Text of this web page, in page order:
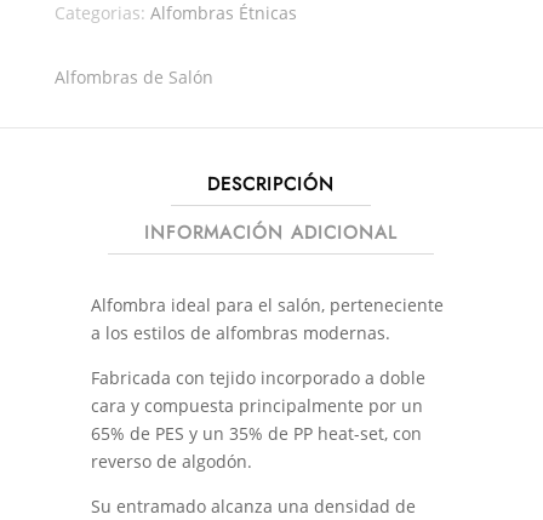
CANTIDAD
Categorias: Alfombras Étnicas
Alfombras de Salón
DESCRIPCIÓN
INFORMACIÓN ADICIONAL
Alfombra ideal para el salón, perteneciente
a los estilos de alfombras modernas.
Fabricada con tejido incorporado a doble
cara y compuesta principalmente por un
65% de PES y un 35% de PP heat-set, con
reverso de algodón.
Su entramado alcanza una densidad de